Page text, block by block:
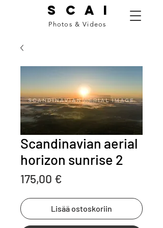
S C A I
Photos & Videos
Scandinavian aerial
horizon sunrise 2
175,00 €
Lisää ostoskoriin